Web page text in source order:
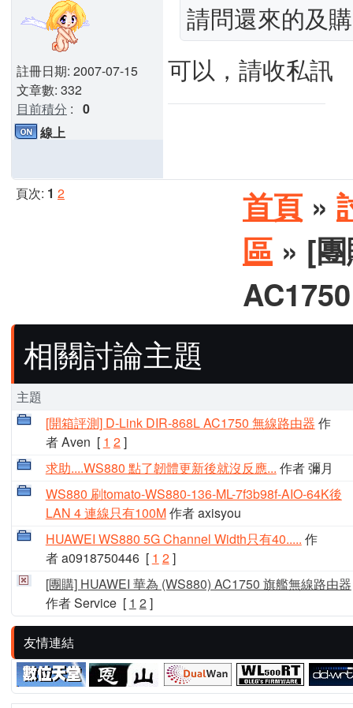
註冊日期: 2007-07-15
文章數: 332
目前積分 : 0
請問還來的及
可以，請收私訊
線上
頁次: 1 2 首頁 »
區 » [
相關討論主題
主題
[開箱評測] D-Link DIR-868L AC1750 無線路由器 作
者 Aven [ 1 2]
求助....WS880 點了韌體更新後就沒反應... 作者 彌月
WS880 刷tomato-WS880-136-ML-7f3b98f-AIO-64K後
LAN 4 連線只有100M作者 axisyou
HUAWEI WS880 5G Channel Width只有40..... 作
者 a0918750446[ 1 2]
[團購] HUAWEI 華為 (WS880) AC1750 旗艦無線路由器
作者 Service[ 1 2 ]
友情連結